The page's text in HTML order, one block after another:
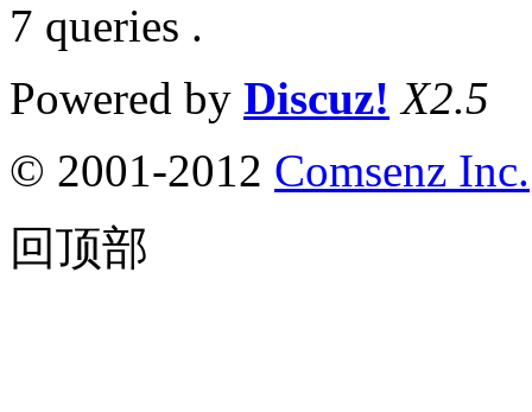
7 queries .
Powered by Discuz! X2.5
© 2001-2012 Comsenz Inc.
回顶部